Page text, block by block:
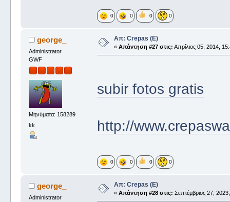
0 0 0 0
george_
Administrator
GWF
Μηνύματα: 158289
kk
Απ: Crepas (E)
« Απάντηση #27 στις: Απρίλιος 05, 2014,
subir fotos gratis
http://
0 0 0 0
george_
Administrator
Απ: Crepas (E)
« Απάντηση #28 στις: Σεπτέμβριος 27,